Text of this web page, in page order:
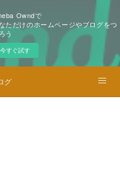
Owndで
ただけのホームページやブログをつ
う
今すぐ試す
グ